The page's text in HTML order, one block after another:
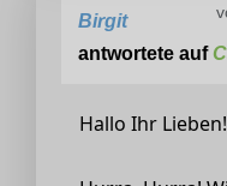
Birgit
antwortete auf
Hallo Ihr Lieben!